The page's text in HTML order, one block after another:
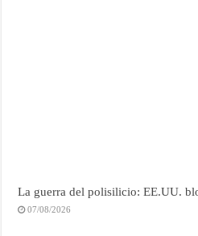
La guerra del polisilicio: EE.UU.
07/08/2026